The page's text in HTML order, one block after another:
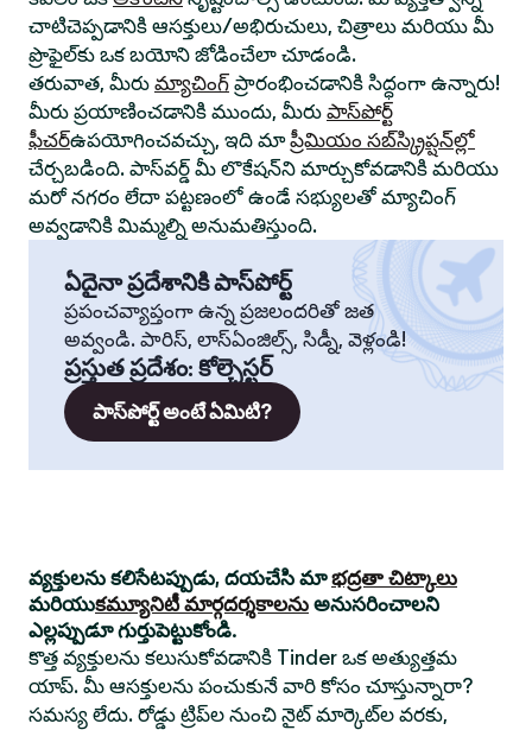
చాటిచెప్పడానికి ఆసక్తులు/అభిరుచులు, చిత్రాలు మరియు మీ
ప్రొఫైల్‌కు ఒక బయోని జోడించేలా చూడండి.
తరువాత, మీరు మ్యాచింగ్ ప్రారంభించడానికి సిద్ధంగా ఉన్నారు!
మీరు ప్రయాణించడానికి ముందు, మీరు పాస్‌పోర్ట్
ఫీచర్ఉపయోగించవచ్చు, ఇది మాప్రీమియం సబ్‌స్క్రిప్షన్‌ల్లో
చేర్చబడింది. పాస్‌వర్డ్ మీ లొకేషన్‌ని మార్చుకోవడానికి మరియు
మరో నగరం లేదా పట్టణంలో ఉండే సభ్యులతో మ్యాచింగ్
అవ్వడానికి మిమ్మల్ని అనుమతిస్తుంది.
ఏదైనా ప్రదేశానికి పాస్‌పోర్ట్
ప్రపంచవ్యాప్తంగా ఉన్న ప్రజలందరితో జత
అవ్వండి. పారిస్, లాస్‌ఏంజిల్స్, సిడ్నీ, వెళ్లండి!
ప్రస్తుత ప్రదేశం: కోల్చెస్టర్
పాస్‌పోర్ట్ అంటే ఏమిటి?
వ్యక్తులను కలిసేటప్పుడు, దయచేసి మాభద్రతా చిట్కాలు
మరియుకమ్యూనిటీ మార్గదర్శకాలను అనుసరించాలని
ఎల్లప్పుడూ గుర్తుపెట్టుకోండి.
కొత్త వ్యక్తులను కలుసుకోవడానికి Tinder ఒక అత్యుత్తమ
యాప్. మీ ఆసక్తులను పంచుకునే వారి కోసం చూస్తున్నారా?
సమస్య లేదు. రోడ్డు ట్రిప్‌ల నుంచి నైట్ మార్కెట్‌ల వరకు,